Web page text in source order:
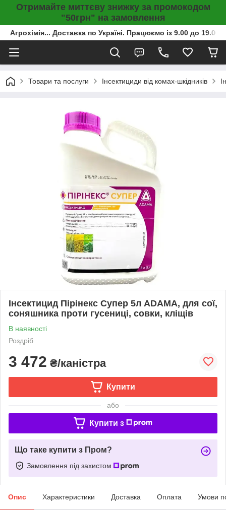
Отримайте миттєву знижку за промокодом
"50грн" на замовлення
Агрохімія... Доставка по Україні. Працюємо із 9.00 до
Товари та послуги Інсектициди від комах-шкідників
Інсектицид Пірінекс Супер 5л ADAMA, для сої,
соняшника проти гусениці, совки, кліщів
В наявності
Роздріб
3 472 ₴/каністра
Купити
або
Купити з
Що таке купити з Пром?
Замовлення під захистом
Опис Характеристики Доставка Оплата Умови